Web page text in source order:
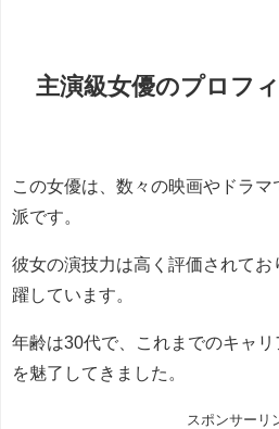
主演級女優のプロフ
この女優は、数々の映画やドラ
派です。
彼女の演技力は高く評価されて
躍しています。
年齢は30代で、これまでのキャ
を魅了してきました。
スポンサーリ